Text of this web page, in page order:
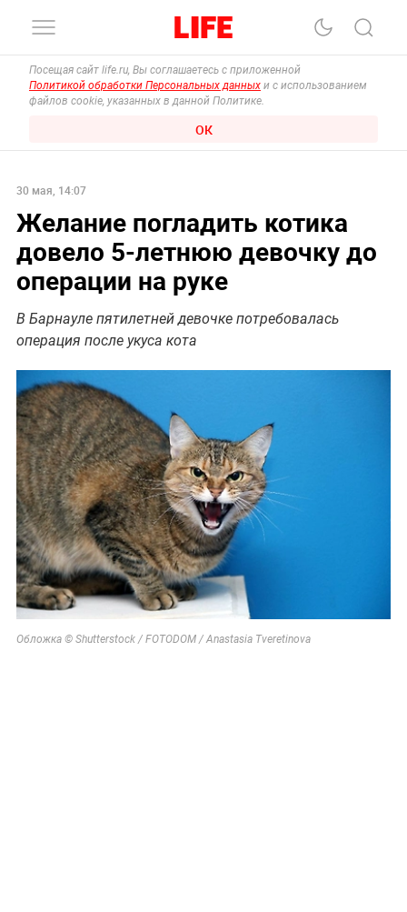
Посещая сайт life.ru, Вы соглашаетесь с приложенной
Политикой обработки Персональных данных и с использованием
файлов cookie, указанных в данной Политике.
ОК
30 мая, 14:07
Желание погладить котика
довело 5-летнюю девочку до
операции на руке
В Барнауле пятилетней девочке потребовалась
операция после укуса кота
Обложка © Shutterstock / FOTODOM / Anastasia Tveretinova